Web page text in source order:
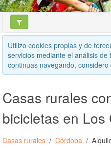
Utilizo cookies propias y de
servicios mediante el análisis
continuas navegando,
Casas rurales
bicicletas en Los
Casas rurales Córdoba